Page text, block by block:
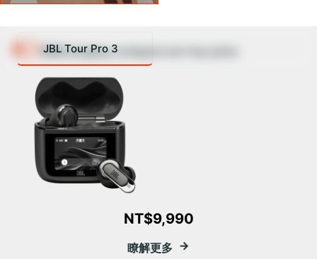
JBL Tour Pro 3
$MB.langkey.compare.sort-by-price
NT$9,990
瞭解更多